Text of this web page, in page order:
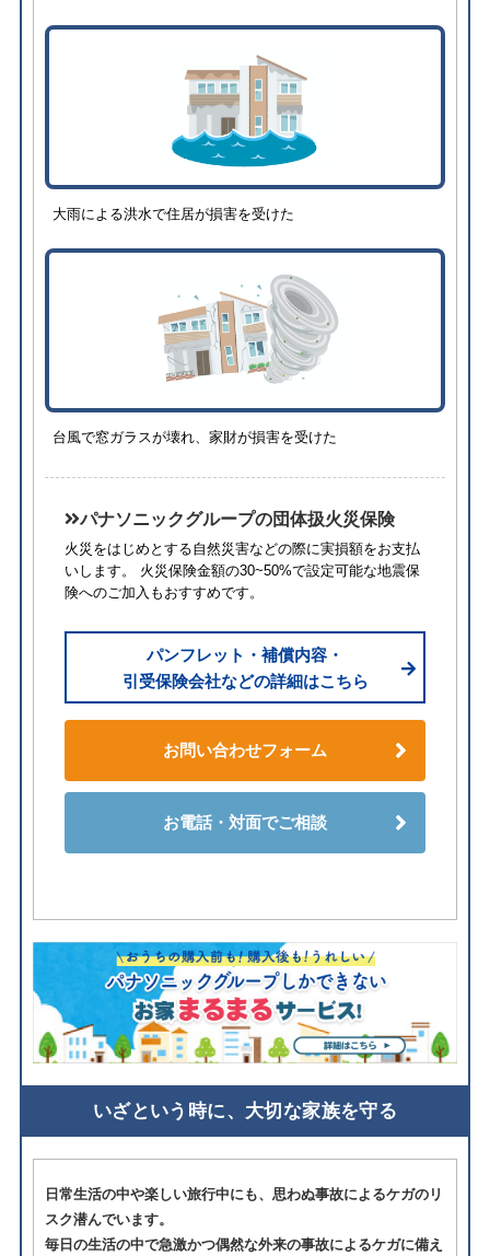
大雨による洪水で住居が損害を受けた
台風で窓ガラスが壊れ、家財が損害を受けた
パナソニックグループの団体扱火災保険
火災をはじめとする自然災害などの際に実損額をお支払
いします。 火災保険金額の30~50%で設定可能な地震保
険へのご加入もおすすめです。
パンフレット・補償内容・
引受保険会社などの詳細はこちら
お問い合わせフォーム
お電話・対面でご相談
いざという時に、大切な家族を守る
日常生活の中や楽しい旅行中にも、思わぬ事故によるケガのリ
スク潜んでいます。
毎日の生活の中で急激かつ偶然な外来の事故によるケガに備え